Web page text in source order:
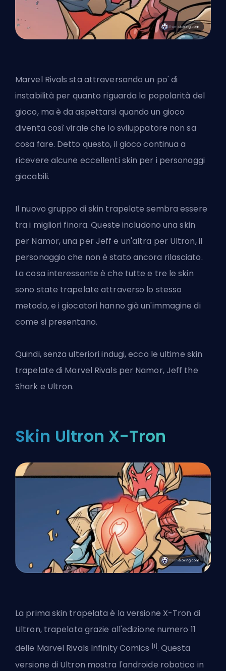
Marvel Rivals sta attraversando un po' di
instabilità per quanto riguarda la popolarità del
gioco, ma è da aspettarsi quando un gioco
diventa così virale che lo sviluppatore non sa
cosa fare. Detto questo, il gioco continua a
ricevere alcune eccellenti skin per i personaggi
giocabili.
Il nuovo gruppo di skin trapelate sembra essere
tra i migliori finora. Queste includono una skin
per Namor, una per Jeff e un'altra per Ultron, il
personaggio che non è stato ancora rilasciato.
La cosa interessante è che tutte e tre le skin
sono state trapelate attraverso lo stesso
metodo, e i giocatori hanno già un'immagine di
come si presentano.
Quindi, senza ulteriori indugi, ecco le ultime skin
trapelate di Marvel Rivals per Namor, Jeff the
Shark e Ultron.
Skin Ultron X-Tron
La prima skin trapelata è la versione X-Tron di
Ultron, trapelata grazie all'edizione numero 11
delle Marvel Rivals Infinity Comics
[1] . Questa
versione di Ultron mostra l'androide robotico in